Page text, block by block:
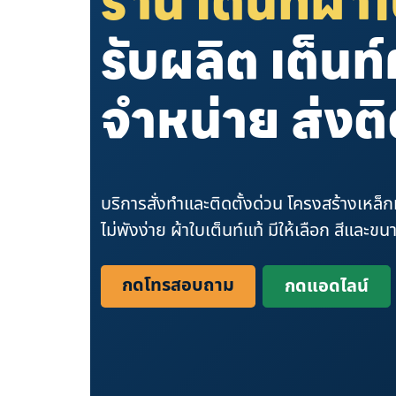
รับผลิต เต็น
จำหน่าย ส่ง
บริการสั่งทำและติดตั้งด่วน โครงสร้างเห
ไม่พังง่าย ผ้าใบเต็นท์แท้ มีให้เลือก สีและขน
กดโทรสอบถาม กดแอดไลน์